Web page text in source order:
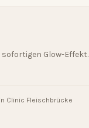
Glow-Effekt.
Clinic Fleischbrücke